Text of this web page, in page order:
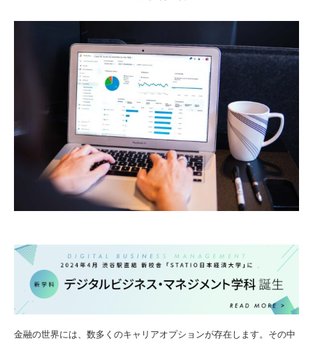
金融の世界には、数多くのキャリアオプションが存在します。その中